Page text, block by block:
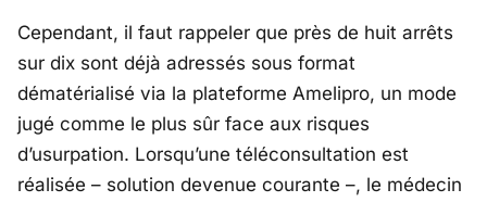
Cependant, il faut rappeler que près de huit arrêts
sur dix sont déjà adressés sous format
dématérialisé via la plateforme Amelipro, un mode
jugé comme le plus sûr face aux risques
d’usurpation. Lorsqu’une téléconsultation est
réalisée – solution devenue courante –, le médecin